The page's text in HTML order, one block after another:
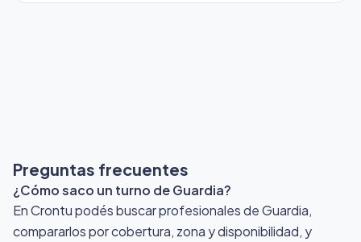
Preguntas frecuentes
¿Cómo saco un turno de Guardia?
En Crontu podés buscar profesionales de Guardia,
compararlos por cobertura, zona y disponibilidad, y